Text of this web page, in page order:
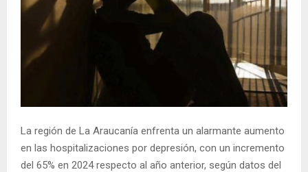
U
La región de La Araucanía enfrenta un alarmante aumento
en las hospitalizaciones por depresión, con un incremento
del 65% en 2024 respecto al año anterior, según datos del